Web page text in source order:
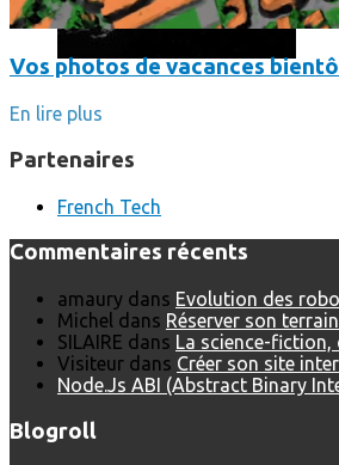
Vos photos de vacances
En lire plus
Partenaires
French Tech
Commentaires récents
amaury dans Evolution des
Michel dans Réserver son
SILAIRE dans La science-fiction,
Visiteur dans Créer son site
Node.Js ABI (Abstract Binary
Blogroll